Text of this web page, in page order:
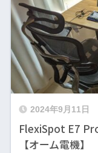
2024年9月11日
FlexiSpot E7
【オーム電機】